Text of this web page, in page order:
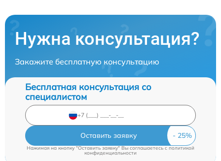
Нужна консультация?
Закажите бесплатную консультацию
Бесплатная консультация со
специалистом
Оставить заявку
Нажимая на кнопку "Оставить заявку" Вы соглашаетесь cполитикой
конфиденциальности